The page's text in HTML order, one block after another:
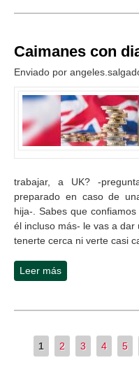
Caimanes con
Enviado por
trabajar, a UK? -
preparado en caso de
hija-. Sabes que
él incluso más- le vas a
tenerte cerca ni verte casi
Leer más
Páginas
1 2 3 4 5